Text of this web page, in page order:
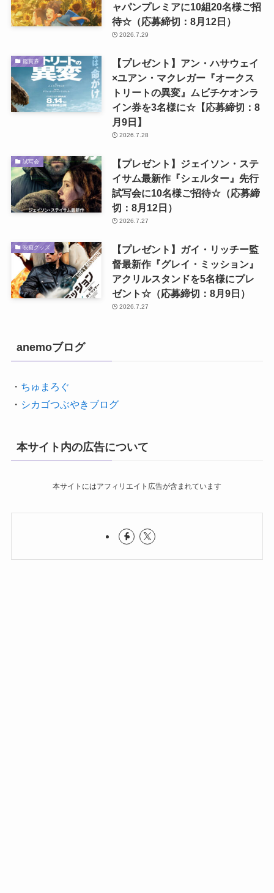
ャパンプレミアに10組20名様ご招
待☆（応募締切：8月12日）
2026.7.29
鑑賞券
【プレゼント】アン・ハサウェイ
×ユアン・マクレガー『オークス
トリートの異変』ムビチケオンラ
イン券を3名様に☆【応募締切：8
月9日】
2026.7.28
試写会
【プレゼント】ジェイソン・ステ
イサム最新作『シェルター』先行
試写会に10名様ご招待☆（応募締
切：8月12日）
2026.7.27
映画グッズ
【プレゼント】ガイ・リッチー監
督最新作『グレイ・ミッション』
アクリルスタンドを5名様にプレ
ゼント☆（応募締切：8月9日）
2026.7.27
anemoブログ
・ ちゅまろぐ
・ シカゴつぶやきブログ
本サイト内の広告について
本サイトにはアフィリエイト広告が含まれています